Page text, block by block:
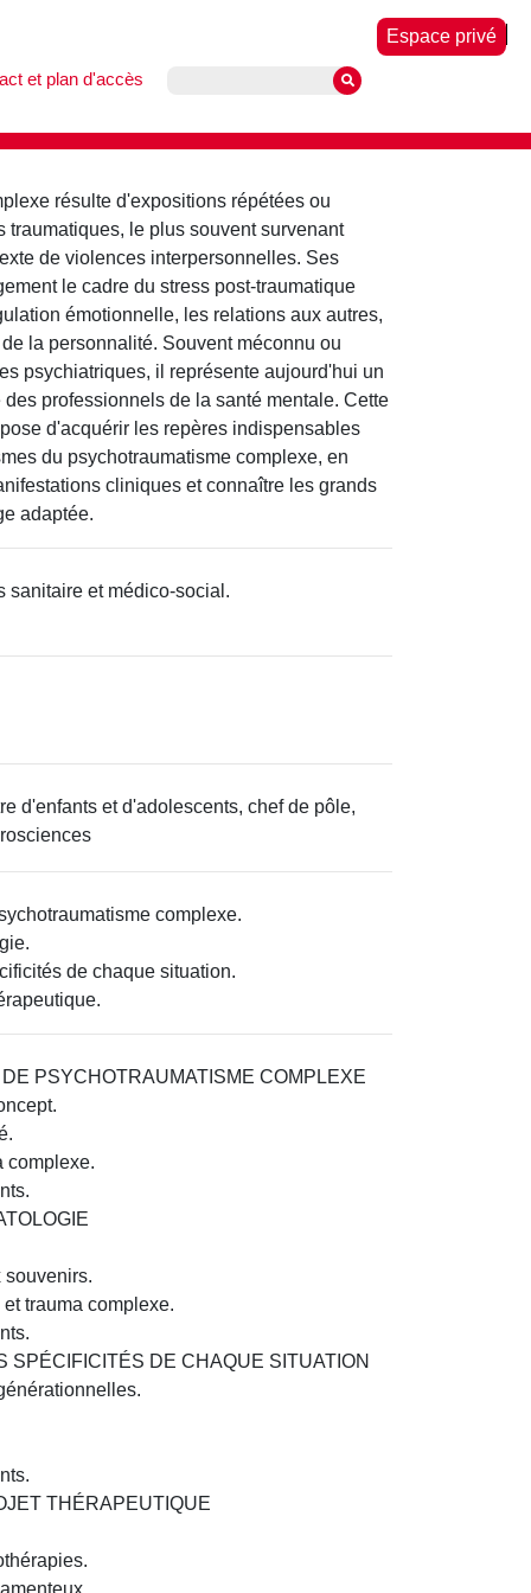
et plan d'accès
Espace privé
résulte d'expositions répétées ou
traumatiques, le plus souvent survenant
de violences interpersonnelles. Ses
le cadre du stress post-traumatique
émotionnelle, les relations aux autres,
la personnalité. Souvent méconnu ou
psychiatriques, il représente aujourd'hui un
professionnels de la santé mentale. Cette
d'acquérir les repères indispensables
du psychotraumatisme complexe, en
cliniques et connaître les grands
adaptée.
et médico-social.
d'enfants et d'adolescents, chef de pôle,
complexe.
de chaque situation.
PSYCHOTRAUMATISME COMPLEXE
complexe.
souvenirs.
trauma complexe.
SPÉCIFICITÉS DE CHAQUE SITUATION
THÉRAPEUTIQUE